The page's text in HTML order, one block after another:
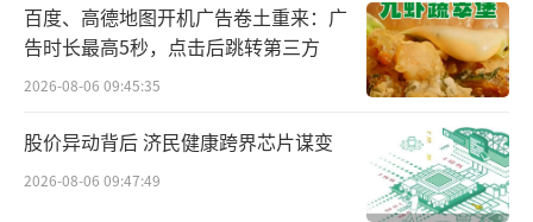
步取得了“市场层面的成果”，其研发的“LD
013自体T细胞注射液” ——一款靶向间皮素
（MSLN）的自体CAR-T细胞治疗产品——临床
试验（IND）申请获得国家药监局默示许可，用
于治疗复发性卵巢癌，也随之成为国内首家获
百度、高德地图开机广告卷土重来：广
告时长最高5秒，点击后跳转第三方
2026-08-06 09:45:35
股价异动背后 济民健康跨界芯片谋变
2026-08-06 09:47:49